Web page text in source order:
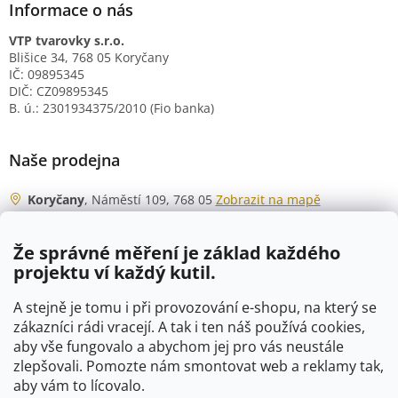
Že správné měření je základ každého
projektu ví každý kutil.
A stejně je tomu i při provozování e-shopu, na který se
zákazníci rádi vracejí. A tak i ten náš používá cookies,
aby vše fungovalo a abychom jej pro vás neustále
zlepšovali. Pomozte nám smontovat web a reklamy tak,
aby vám to lícovalo.
Informace o nás
VTP tvarovky s.r.o.
Blišice 34, 768 05 Koryčany
IČ: 09895345
DIČ: CZ09895345
B. ú.: 2301934375/2010 (Fio banka)
Naše prodejna
Koryčany, Náměstí 109, 768 05 Zobrazit na mapě
Po - Čt
06:00 - 07:00
07:30 - 15:30
Pá
06:00 - 07:00
07:30 - 15:00
So
07:00 - 10:00
Ne
zavřeno